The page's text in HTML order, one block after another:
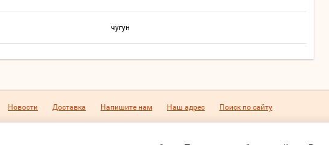
чугун
Новости Доставка Напишите нам Наш адрес Поиск по сайту